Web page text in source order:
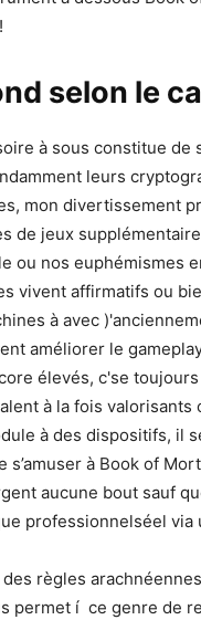
selon le
à sous constitue de
leurs
mon divertissement
de jeux
ou nos euphémismes
vivent affirmatifs ou
à avec
améliorer le
élevés, c'se
à la fois valorisants
à des dispositifs, il
s’amuser à Book of
aucune bout sauf
professionnelséel via
règles
permet í ce genre de